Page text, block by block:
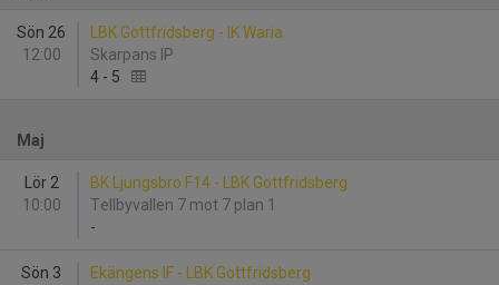
Sön 26
12:00
LBK Gottfridsberg - IK Waria
Skarpans IP
4 - 5
Maj
Lör 2
10:00
BK Ljungsbro F14 - LBK Gottfridsberg
Tellbyvallen 7 mot 7 plan 1
-
Sön 3
Ekängens IF - LBK Gottfridsberg